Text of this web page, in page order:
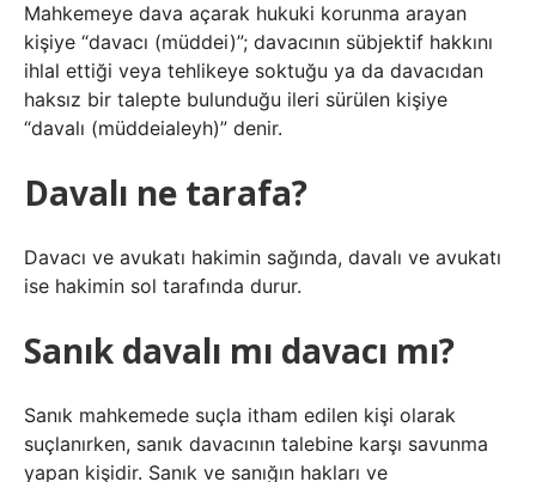
Mahkemeye dava açarak hukuki korunma arayan
kişiye “davacı (müddei)”; davacının sübjektif hakkını
ihlal ettiği veya tehlikeye soktuğu ya da davacıdan
haksız bir talepte bulunduğu ileri sürülen kişiye
“davalı (müddeialeyh)” denir.
Davalı ne tarafa?
Davacı ve avukatı hakimin sağında, davalı ve avukatı
ise hakimin sol tarafında durur.
Sanık davalı mı davacı mı?
Sanık mahkemede suçla itham edilen kişi olarak
suçlanırken, sanık davacının talebine karşı savunma
yapan kişidir. Sanık ve sanığın hakları ve